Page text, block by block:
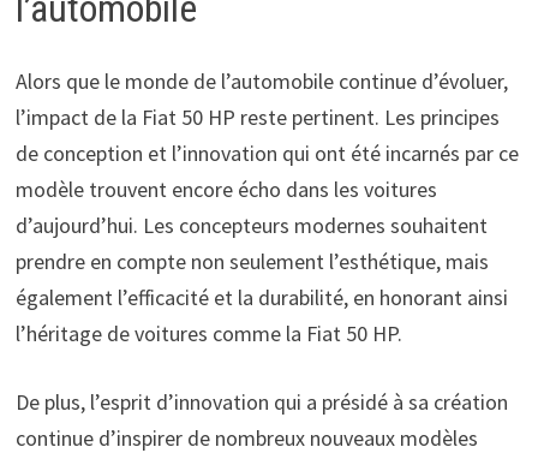
Alors que le monde de l’automobile continue d’évoluer,
l’impact de la Fiat 50 HP reste pertinent. Les principes
de conception et l’innovation qui ont été incarnés par ce
modèle trouvent encore écho dans les voitures
d’aujourd’hui. Les concepteurs modernes souhaitent
prendre en compte non seulement l’esthétique, mais
également l’efficacité et la durabilité, en honorant ainsi
l’héritage de voitures comme la Fiat 50 HP.
De plus, l’esprit d’innovation qui a présidé à sa création
continue d’inspirer de nombreux nouveaux modèles